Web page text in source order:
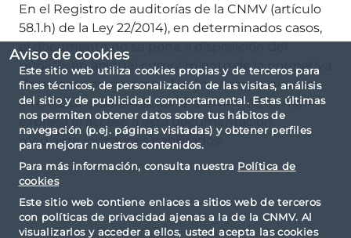
Aviso de cookies
Este sitio web utiliza cookies propias y de terceros para
fines técnicos, de personalización de las visitas, análisis
del sitio y de publicidad comportamental. Estas últimas
nos permiten obtener datos sobre tus hábitos de
navegación (p.ej. páginas visitadas) y obtener perfiles
para mejorar nuestros contenidos.
Para más información, consulta nuestra Política de
cookies
Este sitio web contiene enlaces a sitios web de terceros
con políticas de privacidad ajenas a la de la CNMV. Al
visualizarlos y acceder a ellos, usted acepta las cookies
En el Registro de auditorías de la CNMV (artículo
58.1.h) de la Ley 22/2014), en determinados casos,
el documento no se pone a disposición del
público, en aras del cumplimiento de la normativa
de protección de datos. No obstante, cualquier
interesado podrá solicitar a la CNMV de forma
expresa el acceso a esta documentación
mediante loscauces habilitados